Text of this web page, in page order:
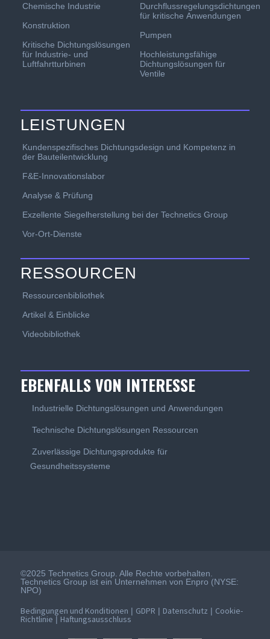
Chemische Industrie
Konstruktion
Kritische Dichtungslösungen
für Industrie- und
Luftfahrtturbinen
Durchflussregelungsdichtungen
für kritische Anwendungen
Pumpen
Hochleistungsfähige
Dichtungslösungen für
Ventile
LEISTUNGEN
Kundenspezifisches Dichtungsdesign und Kompetenz in
der Bauteilentwicklung
F&E-Innovationslabor
Analyse & Prüfung
Exzellente Siegelherstellung bei der Technetics Group
Vor-Ort-Dienste
RESSOURCEN
Ressourcenbibliothek
Artikel & Einblicke
Videobibliothek
EBENFALLS VON INTERESSE
Industrielle Dichtungslösungen und Anwendungen
Technische Dichtungslösungen Ressourcen
Zuverlässige Dichtungsprodukte für
Gesundheitssysteme
©2025 Technetics Group. Alle Rechte vorbehalten.
Technetics Group ist ein Unternehmen von Enpro (NYSE:
NPO)
Bedingungen und Konditionen | GDPR | Datenschutz | Cookie-
Richtlinie | Haftungsausschluss